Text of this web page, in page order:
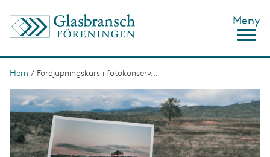
Meny
L
n
k
s
Hem / Fördjupningskurs i fotokonserv...
m
a
g
e